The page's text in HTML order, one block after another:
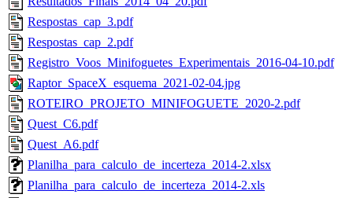
Respostas_cap_3.pdf
Respostas_cap_2.pdf
Registro_Voos_Minifoguetes_Experimentais_2016-04-10.pdf
Raptor_SpaceX_esquema_2021-02-04.jpg
ROTEIRO_PROJETO_MINIFOGUETE_2020-2.pdf
Quest_C6.pdf
Quest_A6.pdf
Planilha_para_calculo_de_incerteza_2014-2.xlsx
Planilha_para_calculo_de_incerteza_2014-2.xls